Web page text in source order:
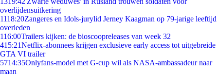
overlijdensuitkering
1118:20Zangeres en Idols-jurylid Jerney Kaagman op 79-jarige leeftijd
overleden
116:00Trailers kijken: de bioscoopreleases van week 32
415:21Netflix-abonnees krijgen exclusieve early access tot uitgebreide
GTA VI trailer
5714:35Onlyfans-model met G-cup wil als NASA-ambassadeur naar
maan